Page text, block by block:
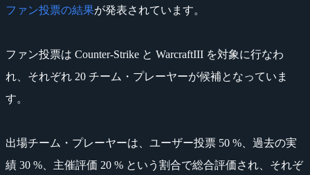
ファン投票の結果が発表されています。
ファン投票は Counter-Strike と WarcraftIII を対象に行なわ
れ、それぞれ 20 チーム・プレーヤーが候補となっていま
す。
出場チーム・プレーヤーは、ユーザー投票 50 %、過去の実
績 30 %、主催評価 20 % という割合で総合評価され、それぞ